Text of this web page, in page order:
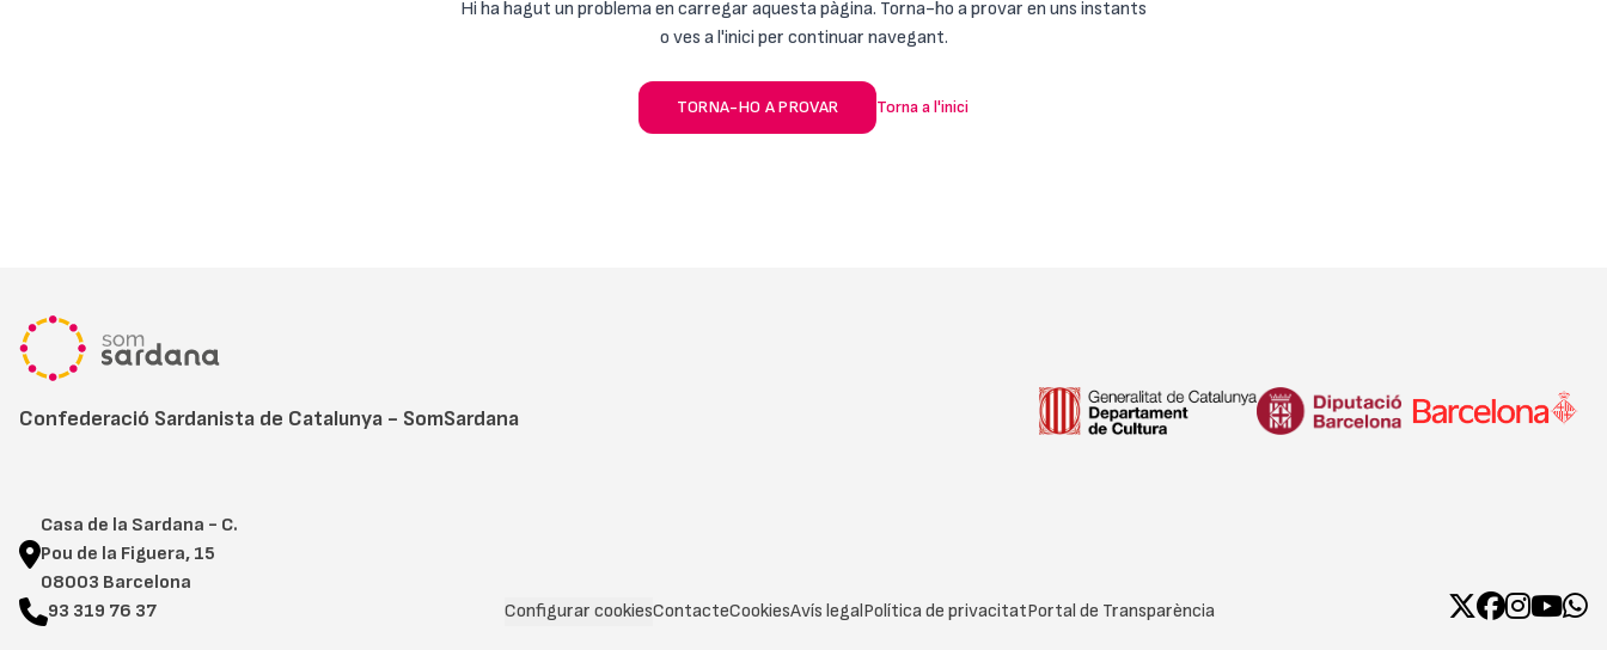
Hi ha hagut un problema en carregar aquesta pàgina. Torna-ho a provar en uns instants
o ves a l'inici per continuar navegant.
TORNA-HO A PROVAR Torna a l'inici
Confederació Sardanista de Catalunya - SomSardana
Casa de la Sardana - C.
Pou de la Figuera, 15
08003 Barcelona
93 319 76 37
Configurar cookiesContacteCookiesAvís legalPolítica de privacitatPortal de Transparència